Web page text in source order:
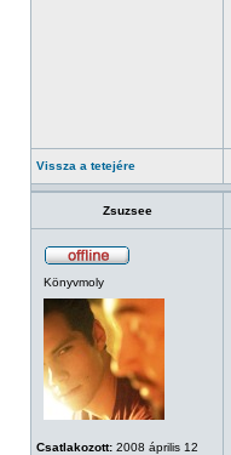
Vissza a tetejére
Zsuzsee
Könyvmoly
Csatlakozott: 2008 április 12